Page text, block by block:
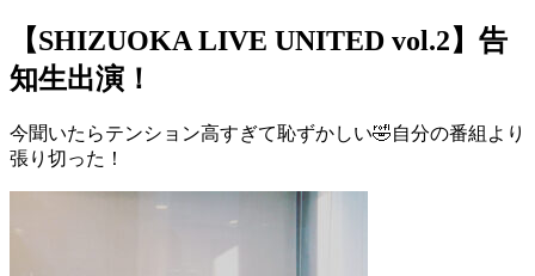
【SHIZUOKA LIVE UNITED vol.2】告
知生出演！
今聞いたらテンション高すぎて恥ずかしい🤣自分の番組より
張り切った！